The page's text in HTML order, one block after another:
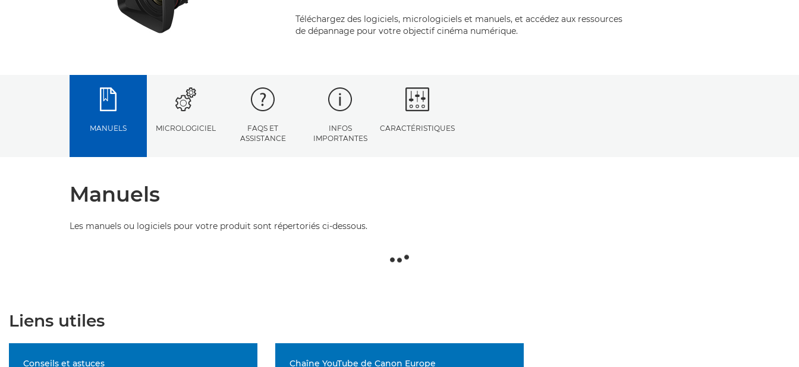
Téléchargez des logiciels, micrologiciels et manuels, et accédez aux ressources
de dépannage pour votre objectif cinéma numérique.
MANUELS MICROLOGICIEL
FAQS ET
ASSISTANCE
INFOS
IMPORTANTES
CARACTÉRISTIQUES
Manuels
Les manuels ou logiciels pour votre produit sont répertoriés ci-dessous.
Liens utiles
Conseils et astuces Chaîne YouTube de Canon Europe